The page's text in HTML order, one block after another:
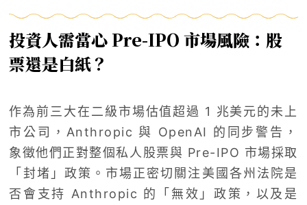
投資人需當心 Pre-IPO 市場風險：股
票還是白紙？
作為前三大在二級市場估值超過 1 兆美元的未上
市公司，Anthropic 與 OpenAI 的同步警告，
象徵他們正對整個私人股票與 Pre-IPO 市場採取
「封堵」政策。市場正密切關注美國各州法院是
否會支持 Anthropic 的「無效」政策，以及是